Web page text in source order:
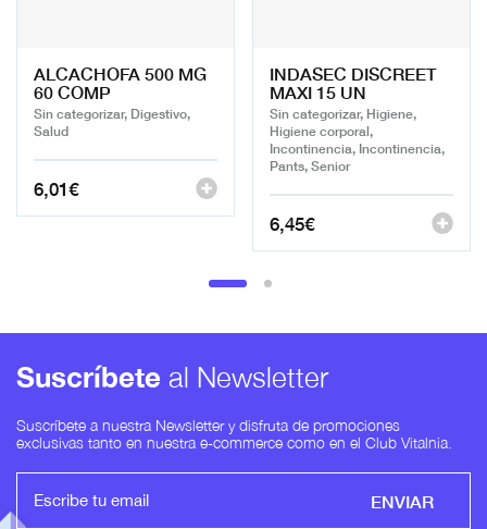
ALCACHOFA 500 MG
60 COMP
Sin categorizar, Digestivo,
Salud
6,01€
INDASEC DISCREET
MAXI 15 UN
Sin categorizar, Higiene,
Higiene corporal,
Incontinencia, Incontinencia,
Pants, Senior
6,45€
Suscríbete al Newsletter
Suscríbete a nuestra Newsletter y disfruta de promociones
exclusivas tanto en nuestra e-commerce como en el Club Vitalnia.
ENVIAR